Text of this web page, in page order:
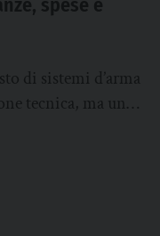
spese e
di sistemi d’arma
tecnica, ma un